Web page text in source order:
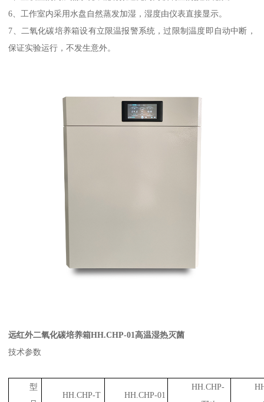
6、工作室内采用水盘自然蒸发加湿，湿度由仪表直接显示。
7、二氧化碳培养箱设有立限温报警系统，过限制温度即自动中断，
保证实验运行，不发生意外。
远红外二氧化碳培养箱HH.CHP-01高温湿热灭菌
技术参数
型
HH.CHP-T HH.CHP-01
HH.CHP-